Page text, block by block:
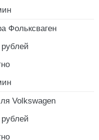
Фольксваген
Volkswagen